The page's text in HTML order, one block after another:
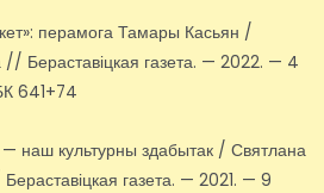
перамога Тамары Касьян /
Бераставіцкая газета. — 2022. — 4
641+74
— наш культурны здабытак / Святлана
газета. — 2021. — 9